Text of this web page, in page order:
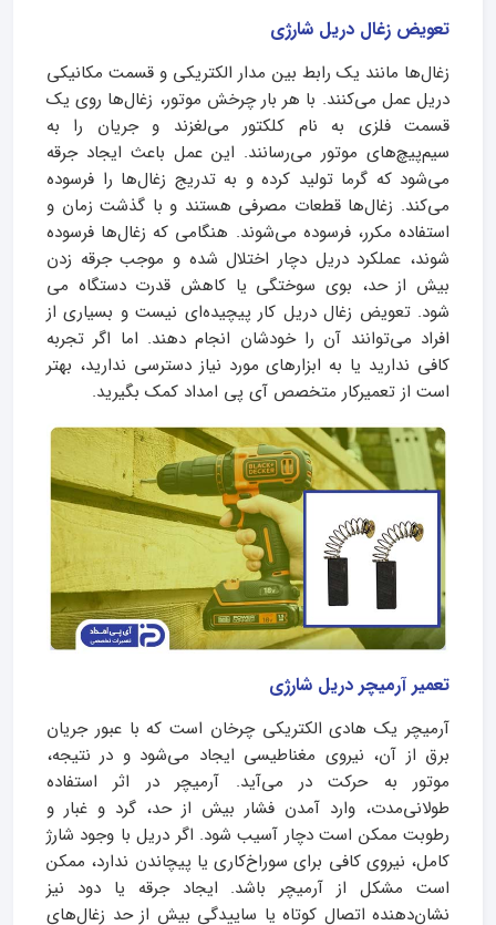
تعویض زغال دریل شارژی
زغال‌ها مانند یک رابط بین مدار الکتریکی و قسمت مکانیکی
دریل عمل می‌کنند. با هر بار چرخش موتور، زغال‌ها روی یک
قسمت فلزی به نام کلکتور می‌لغزند و جریان را به
سیم‌پیچ‌های موتور می‌رسانند. این عمل باعث ایجاد جرقه
می‌شود که گرما تولید کرده و به تدریج زغال‌ها را فرسوده
می‌کند. زغال‌ها قطعات مصرفی هستند و با گذشت زمان و
استفاده مکرر، فرسوده می‌شوند. هنگامی که زغال‌ها فرسوده
شوند، عملکرد دریل دچار اختلال شده و موجب جرقه زدن
بیش از حد، بوی سوختگی یا کاهش قدرت دستگاه می
شود. تعویض زغال دریل کار پیچیده‌ای نیست و بسیاری از
افراد می‌توانند آن را خودشان انجام دهند. اما اگر تجربه
کافی ندارید یا به ابزارهای مورد نیاز دسترسی ندارید، بهتر
است از تعمیرکار متخصص آی پی امداد کمک بگیرید.
تعمير آرمیچر دریل شارژی
آرمیچر یک هادی الکتریکی چرخان است که با عبور جریان
برق از آن، نیروی مغناطیسی ایجاد می‌شود و در نتیجه،
موتور به حرکت در می‌آید. آرمیچر در اثر استفاده
طولانی‌مدت، وارد آمدن فشار بیش از حد، گرد و غبار و
رطوبت ممکن است دچار آسیب شود. اگر دریل با وجود شارژ
کامل، نیروی کافی برای سوراخ‌کاری یا پیچاندن ندارد، ممکن
است مشکل از آرمیچر باشد. ایجاد جرقه یا دود نیز
نشان‌دهنده‌ اتصال کوتاه یا ساییدگی بیش از حد زغال‌های